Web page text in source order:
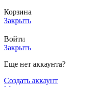
Корзина
Закрыть
Войти
Закрыть
Еще нет аккаунта?
Создать аккаунт